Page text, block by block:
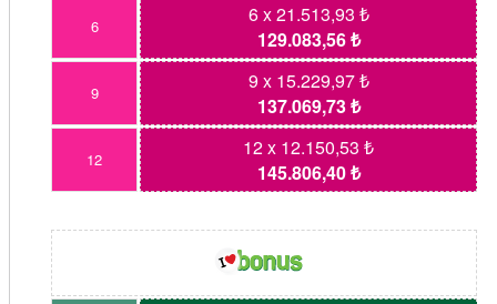
6
6 x 21.513,93 ₺
129.083,56 ₺
9
9 x 15.229,97 ₺
137.069,73 ₺
12
12 x 12.150,53 ₺
145.806,40 ₺